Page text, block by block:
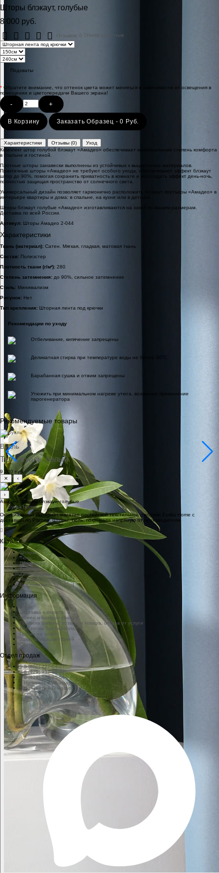
Шторы блэкаут, голубые
8 000 руб.
Отзывов: 0 Написать отзыв
Подхваты
* Обратите внимание, что оттенок цвета может меняться в зависимости от освещения в
помещении и цветопередачи Вашего экрана!
- +
В Корзину Заказать Образец - 0 Руб.
Характеристики Отзывы (0)
Уход
Комплект штор голубой блэкаут «Амадео» обеспечивает максимальную степень комфорта
в спальне и гостиной.
Плотные шторы занавески выполнены из устойчивых к выцветанию материалов.
Практичные шторы «Амадео» не требуют особого ухода, обеспечивают эффект блэкаут
штор до 90%, помогая сохранить приватность в комнате и воссоздать эффект день-ночь,
полностью защищая пространство от солнечного света.
Универсальный дизайн позволяет гармонично расположить блэкаут портьеры «Амадео» в
интерьере квартиры и дома: в спальне, на кухне или в детской .
Шторы блэкаут голубые «Амадео» изготавливаются на заказ по вашим размерам.
Доставка по всей России.
Артикул: Шторы Амадео 2-044
Характеристики
Ткань (материал): Сатен. Мягкая, гладкая, матовая ткань
Состав: Полиэстер
Плотность ткани (г/м²): 280
Степень затемнения: до 90%, сильное затемнение
Стиль: Минимализм
Рисунок: Нет
Тип крепления: Шторная лента под крючки
Рекомендации по уходу
Отбеливание, кипячение запрещены
Деликатная стирка при температуре воды не более 30 C
Барабанная сушка и отжим запрещены
Утюжить при минимальном нагреве утюга, возможно применение
парогенератора
Рекомендуемые товары
Вуаль
Тюль вуаль, белый
9 200 руб.
✕
‹
›
Амадео. Шторы блэкаут, голубые
Официальный Интернет-магазин российской текстильной фабрики Evrika Home c
доставкой по России. Шторы, тюль, покрывала напрямую от производителя
Каталог
Шторы
Тюль
Покрывала
Коврики
Хиты продаж
Новинки
Все товары
Информация
О нас
Доставка и оплата
Обмен и возврат товара
Правила оплаты, возврата товара, отказа от услуги
Рассрочка без переплат
Пошив на заказ
Заказ образцов тканей
Статьи
Отдел продаж
8 (800) 222-04-27
8 (929) 937-16-97
8 (929) 547-25-56
Написать в Whatsapp
Написать в Telegram